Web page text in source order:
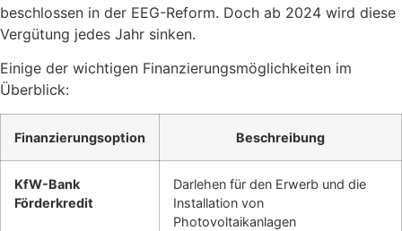
beschlossen in der EEG-Reform. Doch ab 2024 wird diese
Vergütung jedes Jahr sinken.
Einige der wichtigen Finanzierungsmöglichkeiten im
Überblick:
Finanzierungsoption Beschreibung
KfW-Bank
Förderkredit
Darlehen für den Erwerb und die
Installation von
Photovoltaikanlagen